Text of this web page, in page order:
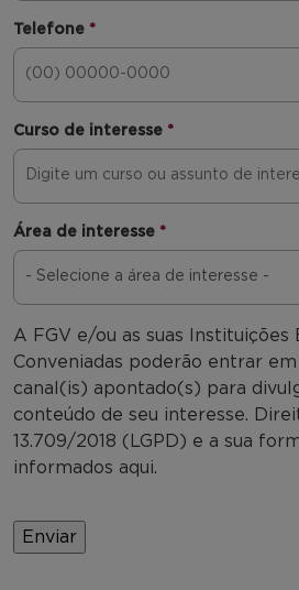
Telefone *
Curso de interesse *
Área de interesse *
A FGV e/ou as suas Instituições
Conveniadas poderão entrar
canal(is) apontado(s) para
conteúdo de seu interesse.
13.709/2018 (LGPD) e a sua
informados aqui.